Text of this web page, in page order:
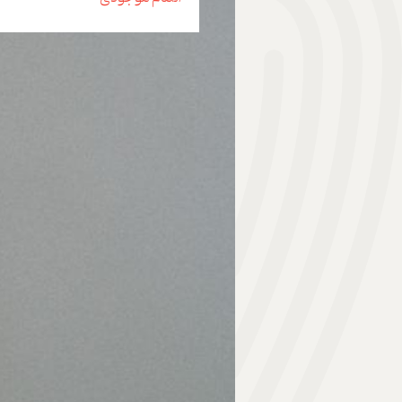
هدیه | Gift